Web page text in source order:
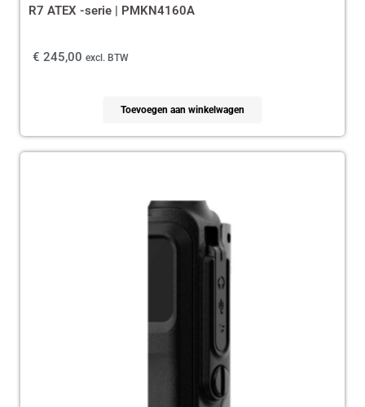
R7 ATEX -serie | PMKN4160A
€ 245,00 excl. BTW
Toevoegen aan winkelwagen